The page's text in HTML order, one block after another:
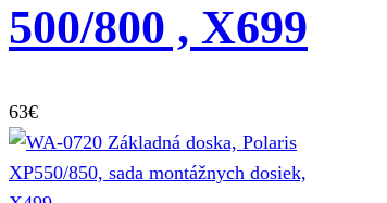
500/800 , X699
63€